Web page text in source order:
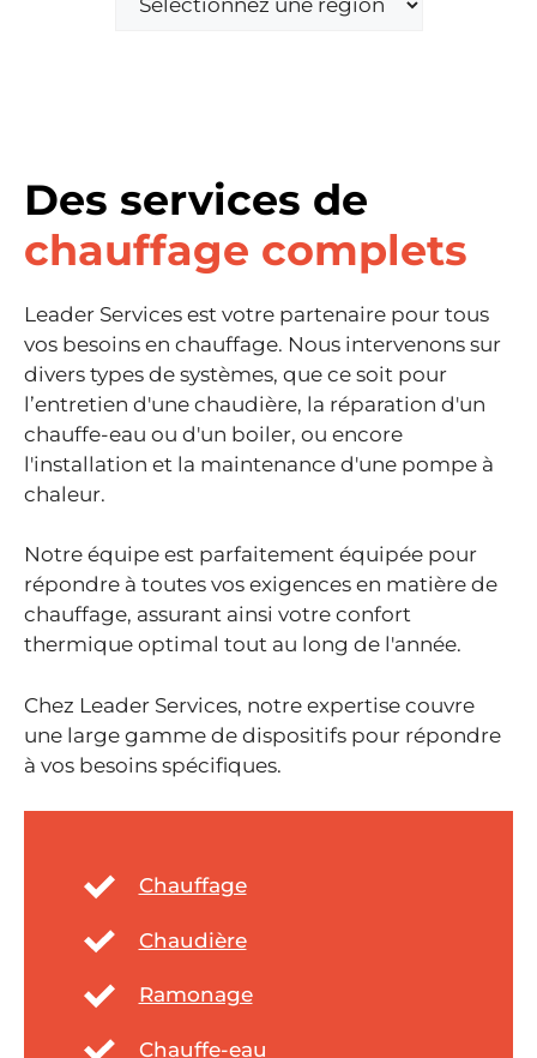
Des services de
chauffage complets
Leader Services est votre partenaire pour tous
vos besoins en chauffage. Nous intervenons sur
divers types de systèmes, que ce soit pour
l’entretien d'une chaudière, la réparation d'un
chauffe-eau ou d'un boiler, ou encore
l'installation et la maintenance d'une pompe à
chaleur.
Notre équipe est parfaitement équipée pour
répondre à toutes vos exigences en matière de
chauffage, assurant ainsi votre confort
thermique optimal tout au long de l'année.
Chez Leader Services, notre expertise couvre
une large gamme de dispositifs pour répondre
à vos besoins spécifiques.
Chauffage
Chaudière
Ramonage
Chauffe-eau